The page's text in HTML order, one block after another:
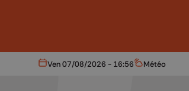
Aujourd'hui
Ven 07/08/2026 - 16:56 Météo
Météo